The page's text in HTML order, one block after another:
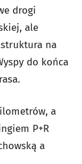
drogi
ale
na
do końca
a
P+R
a